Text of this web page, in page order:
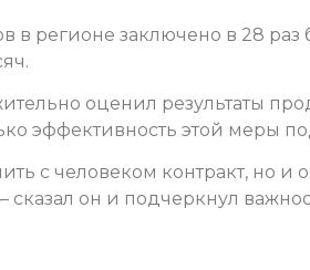
в регионе заключено в 28
оценил результаты
эффективность этой меры
с человеком контракт, но и
сказал он и подчеркнул